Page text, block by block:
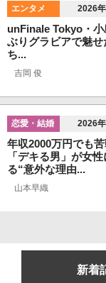
エンタメ 2026
unFinale Tokyo・
ぶりグラビアで魅せ
ち...
吉岡 俊
恋愛・結婚 2026
年収2000万円でも
「デキる男」が女
る“意外な理由...
山本早織
新着